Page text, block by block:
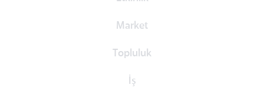
Market
Topluluk
İş